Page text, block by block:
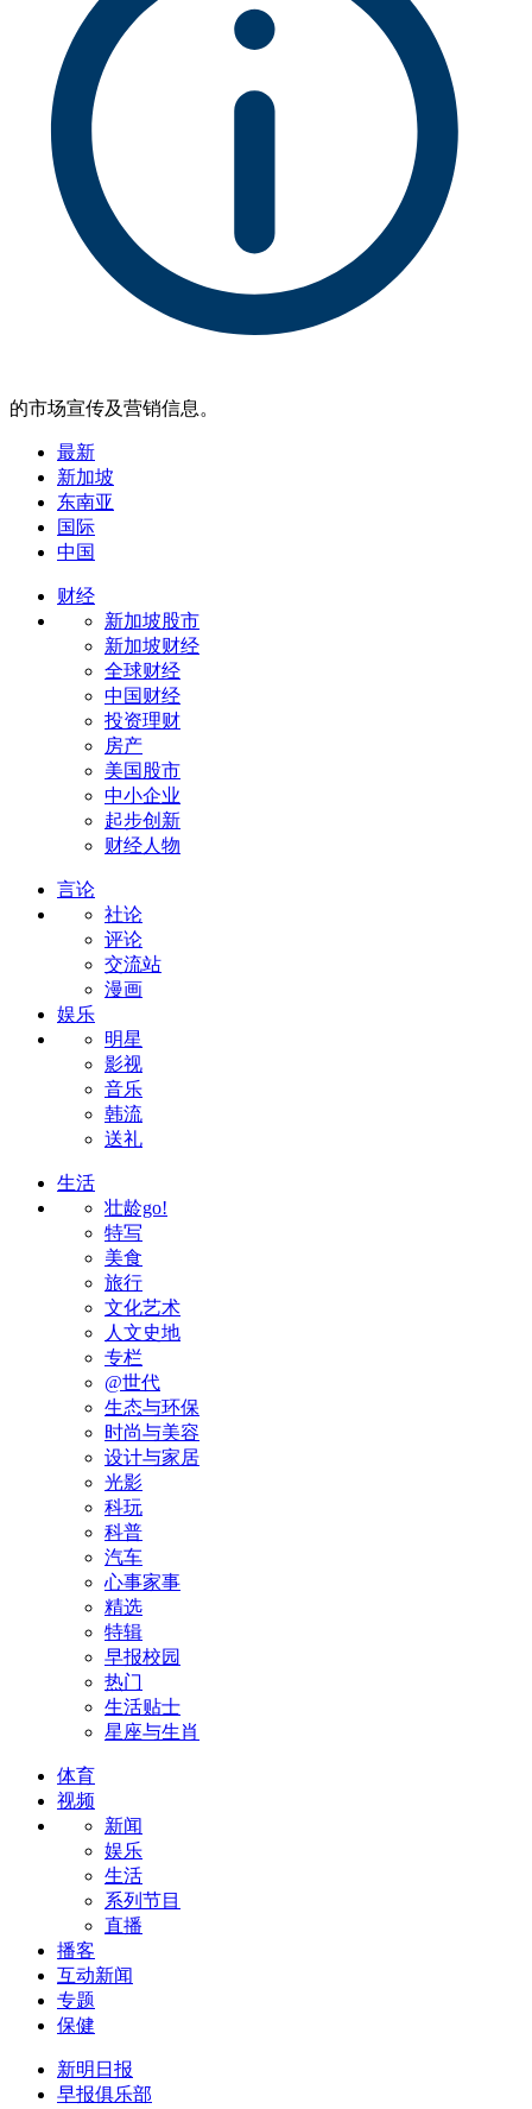
的市场宣传及营销信息。
最新
新加坡
东南亚
国际
中国
财经
新加坡股市
新加坡财经
全球财经
中国财经
投资理财
房产
美国股市
中小企业
起步创新
财经人物
言论
社论
评论
交流站
漫画
娱乐
明星
影视
音乐
韩流
送礼
生活
壮龄go!
特写
美食
旅行
文化艺术
人文史地
专栏
@世代
生态与环保
时尚与美容
设计与家居
光影
科玩
科普
汽车
心事家事
精选
特辑
早报校园
热门
生活贴士
星座与生肖
体育
视频
新闻
娱乐
生活
系列节目
直播
播客
互动新闻
专题
保健
新明日报
早报俱乐部